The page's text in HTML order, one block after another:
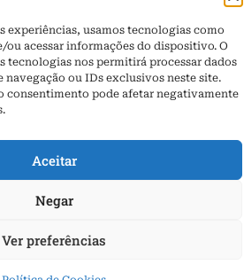
experiências, usamos tecnologias como
ou acessar informações do dispositivo. O
tecnologias nos permitirá processar dados
ou IDs exclusivos neste site.
consentimento pode afetar negativamente
Aceitar
Negar
Ver preferências